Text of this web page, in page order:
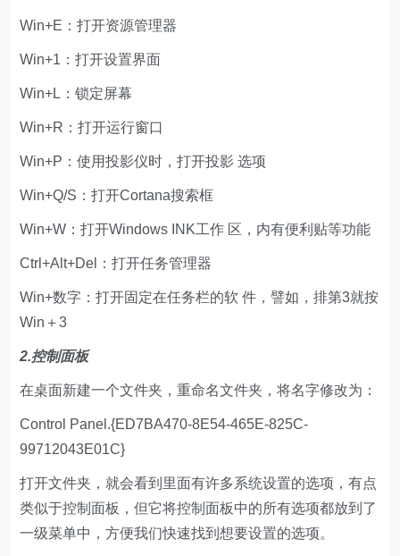
Win+E：打开资源管理器
Win+1：打开设置界面
Win+L：锁定屏幕
Win+R：打开运行窗口
Win+P：使用投影仪时，打开投影 选项
Win+Q/S：打开Cortana搜索框
Win+W：打开Windows INK工作 区，内有便利贴等功能
Ctrl+Alt+Del：打开任务管理器
Win+数字：打开固定在任务栏的软 件，譬如，排第3就按
Win＋3
2.控制面板
在桌面新建一个文件夹，重命名文件夹，将名字修改为：
Control Panel.{ED7BA470-8E54-465E-825C-
99712043E01C}
打开文件夹，就会看到里面有许多系统设置的选项，有点
类似于控制面板，但它将控制面板中的所有选项都放到了
一级菜单中，方便我们快速找到想要设置的选项。